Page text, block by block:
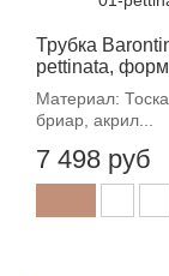
Трубка
pettinata,
Материал:
бриар, акрил...
7 498 руб